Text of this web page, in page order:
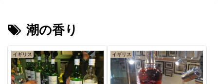
潮の香り
イギリス イギリス